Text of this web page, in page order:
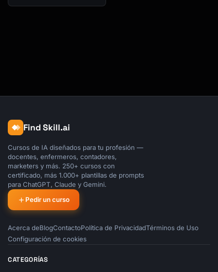
Find Skill.ai
Cursos de IA diseñados para tu profesión —
docentes, enfermeros, contadores,
marketers y más. 250+ cursos con
certificado, más 1.000+ plantillas de prompts
para ChatGPT, Claude y Gemini.
Pedir un curso
Acerca deBlogContactoPolítica de PrivacidadTérminos de Uso
Configuración de cookies
CATEGORÍAS